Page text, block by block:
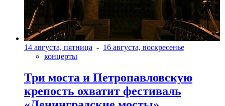
14 августа, пятница - 16 августа, воскресенье
концерты
Три моста и Петропавловскую
крепость охватит фестиваль